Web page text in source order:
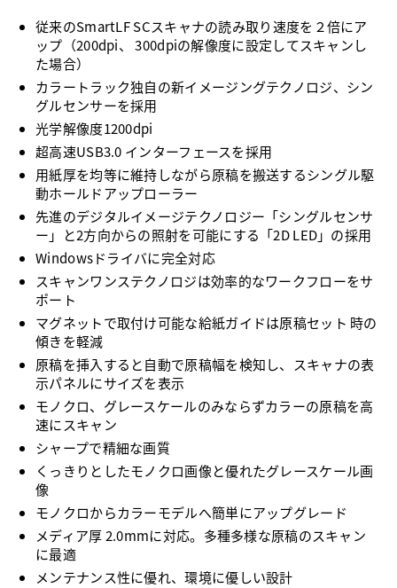
従来のSmartLF SCスキャナの読み取り速度を２倍にア
ップ（200dpi、 300dpiの解像度に設定してスキャンし
た場合）
カラートラック独自の新イメージングテクノロジ、シン
グルセンサーを採用
光学解像度1200dpi
超高速USB3.0 インターフェースを採用
用紙厚を均等に維持しながら原稿を搬送するシングル駆
動ホールドアップローラー
先進のデジタルイメージテクノロジー「シングルセンサ
ー」と2方向からの照射を可能にする「2D LED」の採用
Windowsドライバに完全対応
スキャンワンステクノロジは効率的なワークフローをサ
ポート
マグネットで取付け可能な給紙ガイドは原稿セット 時の
傾きを軽減
原稿を挿入すると自動で原稿幅を検知し、スキャナの表
示パネルにサイズを表示
モノクロ、グレースケールのみならずカラーの原稿を高
速にスキャン
シャープで精細な画質
くっきりとしたモノクロ画像と優れたグレースケール画
像
モノクロからカラーモデルへ簡単にアップグレード
メディア厚 2.0mmに対応。多種多様な原稿のスキャン
に最適
メンテナンス性に優れ、環境に優しい設計